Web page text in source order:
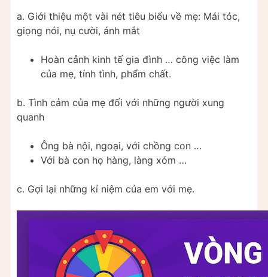
a. Giới thiệu một vài nét tiêu biểu về mẹ: Mái tóc,
giọng nói, nụ cười, ánh mắt
Hoàn cảnh kinh tế gia đình … công việc làm
của mẹ, tính tình, phẩm chất.
b. Tình cảm của mẹ đối với những người xung
quanh
Ông bà nội, ngoại, với chồng con …
Với bà con họ hàng, làng xóm …
c. Gợi lại những kỉ niệm của em với mẹ.